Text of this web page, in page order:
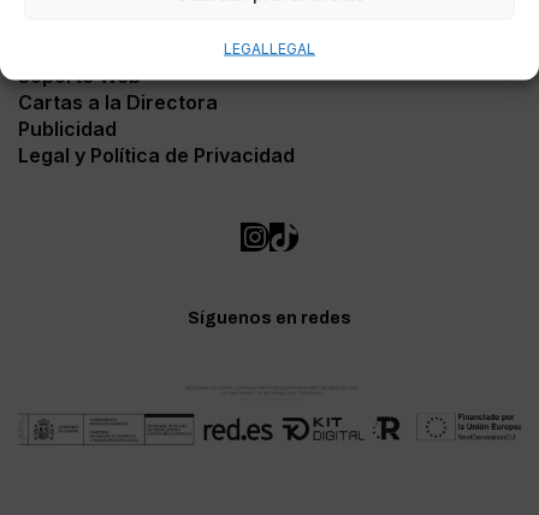
LEGAL LEGAL
Soporte Web
Cartas a la Directora
Publicidad
Legal y Política de Privacidad
Síguenos en redes